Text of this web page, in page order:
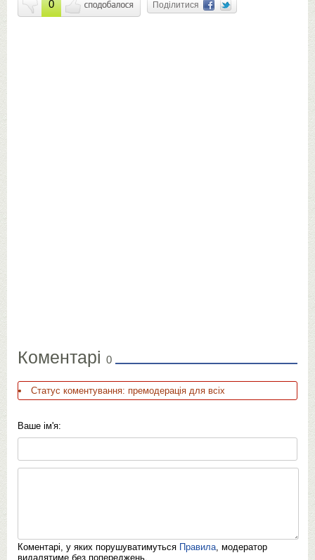
0 Поділитися
Коментарі 0
Статус коментування: премодерація для всіх
Ваше ім'я:
Коментарі, у яких порушуватимуться Правила , модератор
видалятиме без попереджень.